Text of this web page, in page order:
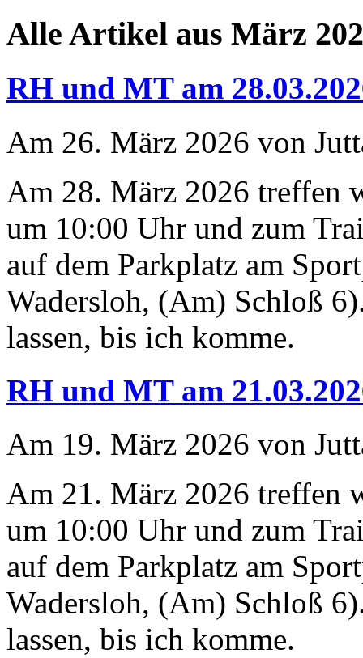
Alle Artikel aus März
RH und MT am
Am 26. März 2026 von
Am 28. März 2026 treffen
um 10:00 Uhr und zum
auf dem Parkplatz am
Wadersloh, (Am) Schloß
lassen, bis ich komme.
RH und MT am
Am 19. März 2026 von
Am 21. März 2026 treffen
um 10:00 Uhr und zum
auf dem Parkplatz am
Wadersloh, (Am) Schloß
lassen, bis ich komme.